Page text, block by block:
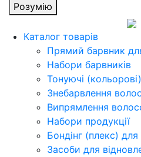
Розумію
Каталог товарів
Прямий барвник
Набори барвників
Тонуючі
Знебарвлення
Випрямлення
Набори продукції
Бондінг (плекс)
Засоби для